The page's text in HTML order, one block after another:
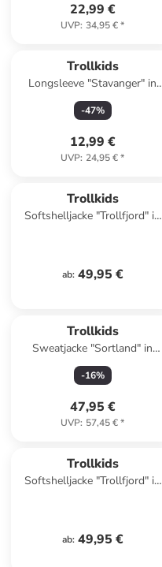
22,99 €
UVP: 34,95 €*
Trollkids
Longsleeve "Stavanger" in
Orange
-47%
12,99 €
UVP: 24,95 €*
Trollkids
Softshelljacke "Trollfjord" in
ab: 49,95 €
Trollkids
Sweatjacke "Sortland" in
Rosa/ Blau
-16%
47,95 €
UVP: 57,45 €*
Trollkids
Softshelljacke "Trollfjord" in
ab: 49,95 €